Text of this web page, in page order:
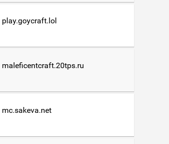
play.goycraft.lol
maleficentcraft.20tps.ru
mc.sakeva.net